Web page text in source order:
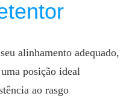
alinhamento adequado,
posição ideal
ao rasgo